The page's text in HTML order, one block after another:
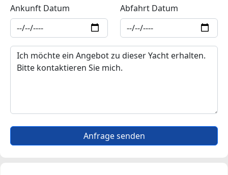
Ankunft Datum Abfahrt Datum
Anfrage senden